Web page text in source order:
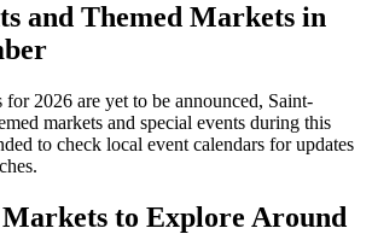
and Themed Markets in
2026 are yet to be announced, Saint-
markets and special events during this
to check local event calendars for updates
to Explore Around